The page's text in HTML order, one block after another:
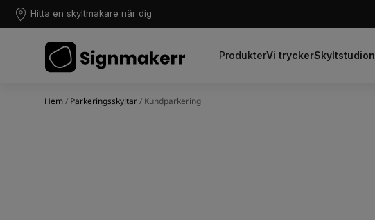
Hitta en skyltmakare när dig
ProdukterVi tryckerSkyltstudion
Hem/ Parkeringsskyltar/ Kundparkering